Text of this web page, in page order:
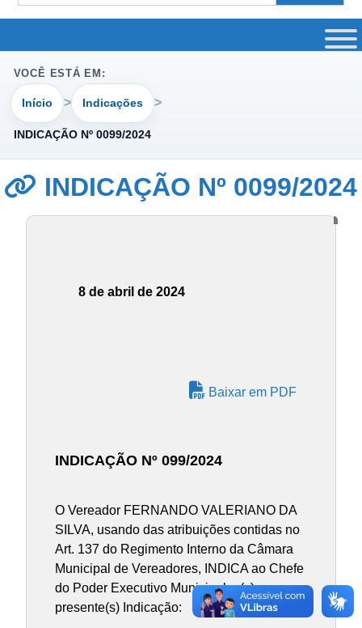
for:
VOCÊ ESTÁ EM:
Início Indicações
INDICAÇÃO Nº 0099/2024
INDICAÇÃO Nº 0099/2024
8 de abril de 2024
Baixar em PDF
INDICAÇÃO Nº 099/2024
O Vereador FERNANDO VALERIANO DA
SILVA, usando das atribuições contidas no
Art. 137 do Regimento Interno da Câmara
Municipal de Vereadores, INDICA ao Chefe
do Poder Executivo Municipal, a(s)
presente(s) Indicação: